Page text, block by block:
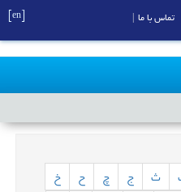
ث ج چ ح
خ
تماس با ما